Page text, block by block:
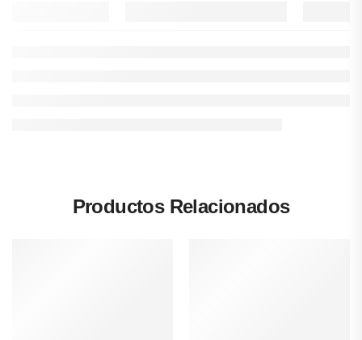
Productos Relacionados